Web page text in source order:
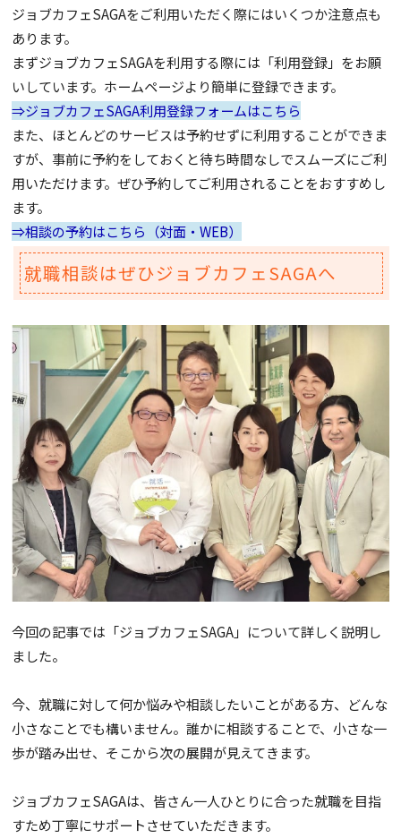
ジョブカフェSAGAをご利用いただく際にはいくつか注意点も
あります。
まずジョブカフェSAGAを利用する際には「利用登録」をお願
いしています。ホームページより簡単に登録できます。
⇒ジョブカフェSAGA利用登録フォームはこちら
また、ほとんどのサービスは予約せずに利用することができま
すが、事前に予約をしておくと待ち時間なしでスムーズにご利
用いただけます。ぜひ予約してご利用されることをおすすめし
ます。
⇒相談の予約はこちら（対面・WEB）
就職相談はぜひジョブカフェSAGAへ
今回の記事では「ジョブカフェSAGA」について詳しく説明し
ました。
今、就職に対して何か悩みや相談したいことがある方、どんな
小さなことでも構いません。誰かに相談することで、小さな一
歩が踏み出せ、そこから次の展開が見えてきます。
ジョブカフェSAGAは、皆さん一人ひとりに合った就職を目指
すため丁寧にサポートさせていただきます。